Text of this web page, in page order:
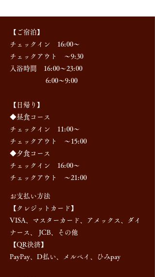
【ご宿泊】
チェックイン 16:00～
チェックアウト ～9:30
入浴時間 16:00～23:00
6:00～9:00
【日帰り】
◆昼食コース
チェックイン 11:00～
チェックアウト ～15:00
◆夕食コース
チェックイン 16:00～
チェックアウト ～21:00
お支払い方法
【クレジットカード】
VISA、マスターカード、アメックス、ダイ
ナース、 JCB、その他
【QR決済】
PayPay、D払い、メルペイ、ひみpay